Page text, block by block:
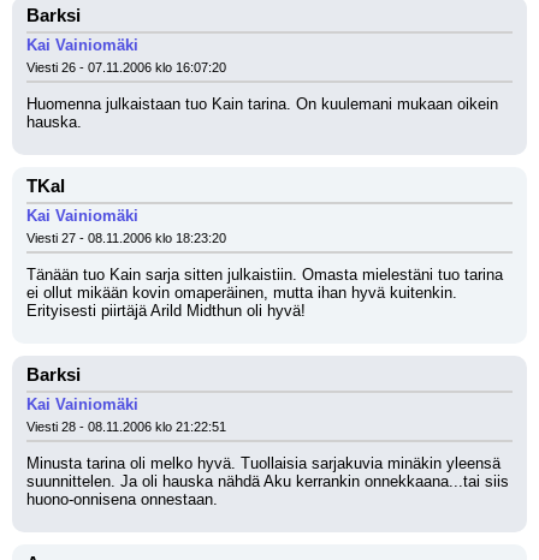
Barksi
Kai Vainiomäki
Viesti 26 - 07.11.2006 klo 16:07:20
Huomenna julkaistaan tuo Kain tarina. On kuulemani mukaan oikein
hauska.
TKal
Kai Vainiomäki
Viesti 27 - 08.11.2006 klo 18:23:20
Tänään tuo Kain sarja sitten julkaistiin. Omasta mielestäni tuo tarina
ei ollut mikään kovin omaperäinen, mutta ihan hyvä kuitenkin.
Erityisesti piirtäjä Arild Midthun oli hyvä!
Barksi
Kai Vainiomäki
Viesti 28 - 08.11.2006 klo 21:22:51
Minusta tarina oli melko hyvä. Tuollaisia sarjakuvia minäkin yleensä
suunnittelen. Ja oli hauska nähdä Aku kerrankin onnekkaana...tai siis
huono-onnisena onnestaan.